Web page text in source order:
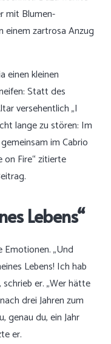
mit Blumen-
einem zartrosa Anzug
einen kleinen
Statt des
versehentlich „I
lange zu stören: Im
im Cabrio
on Fire“ zitierte
Lebens“
„Und
Lebens! Ich hab
er. „Wer hätte
drei Jahren zum
genau du, ein Jahr
er.